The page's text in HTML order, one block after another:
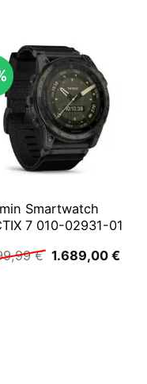
Smartwatch
7 010-02931-01
€ Ursprünglicher
1.689,00 €